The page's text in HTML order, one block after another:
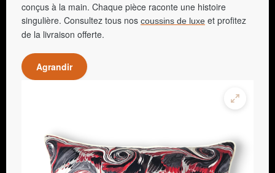
conçus à la main. Chaque pièce raconte une histoire
singulière. Consultez tous nos coussins de luxe et profitez
de la livraison offerte.
Agrandir